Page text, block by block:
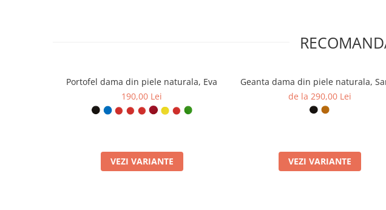
Portofel dama din piele naturala, Eva
190,00 Lei
VEZI VARIANTE
Geanta dama din piele naturala,
de la 290,00 Lei
VEZI VARIANTE